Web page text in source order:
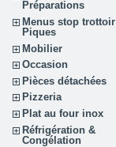
Préparations
Menus stop trottoir
Piques
Mobilier
Occasion
Pièces détachées
Pizzeria
Plat au four inox
Réfrigération &
Congélation